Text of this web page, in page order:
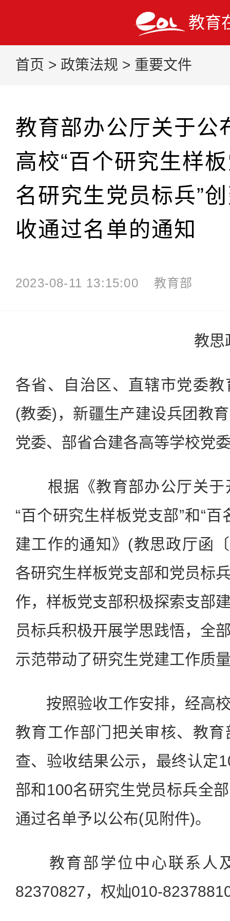
教育
首页 > 政策法规 > 重要文件
教育部办公厅关于公
高校“百个研究生样
名研究生党员标兵”
收通过名单的通知
2023-08-11 13:15:00 教育部
教思
各省、自治区、直辖市党委
(教委)，新疆生产建设兵团教
党委、部省合建各高等学校党
根据《教育部办公厅关于
“百个研究生样板党支部”和“
建工作的通知》(教思政厅函
各研究生样板党支部和党员标
作，样板党支部积极探索支部
员标兵积极开展学思践悟，全
示范带动了研究生党建工作质
按照验收工作安排，经高校
教育工作部门把关审核、教
查、验收结果公示，最终认定
部和100名研究生党员标兵全
通过名单予以公布(见附件)。
教育部学位中心联系人
82370827，权灿010-